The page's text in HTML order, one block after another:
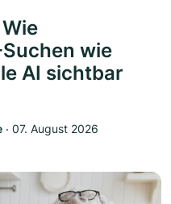
wie
AI sichtbar
‧ 07. August 2026